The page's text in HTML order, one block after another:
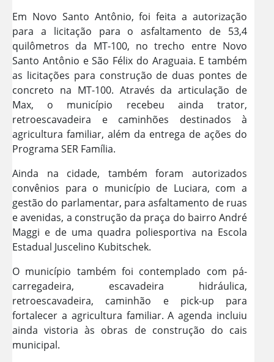
Em Novo Santo Antônio, foi feita a autorização
para a licitação para o asfaltamento de 53,4
quilômetros da MT-100, no trecho entre Novo
Santo Antônio e São Félix do Araguaia. E também
as licitações para construção de duas pontes de
concreto na MT-100. Através da articulação de
Max, o município recebeu ainda trator,
retroescavadeira e caminhões destinados à
agricultura familiar, além da entrega de ações do
Programa SER Família.
Ainda na cidade, também foram autorizados
convênios para o município de Luciara, com a
gestão do parlamentar, para asfaltamento de ruas
e avenidas, a construção da praça do bairro André
Maggi e de uma quadra poliesportiva na Escola
Estadual Juscelino Kubitschek.
O município também foi contemplado com pá-
carregadeira, escavadeira hidráulica,
retroescavadeira, caminhão e pick-up para
fortalecer a agricultura familiar. A agenda incluiu
ainda vistoria às obras de construção do cais
municipal.